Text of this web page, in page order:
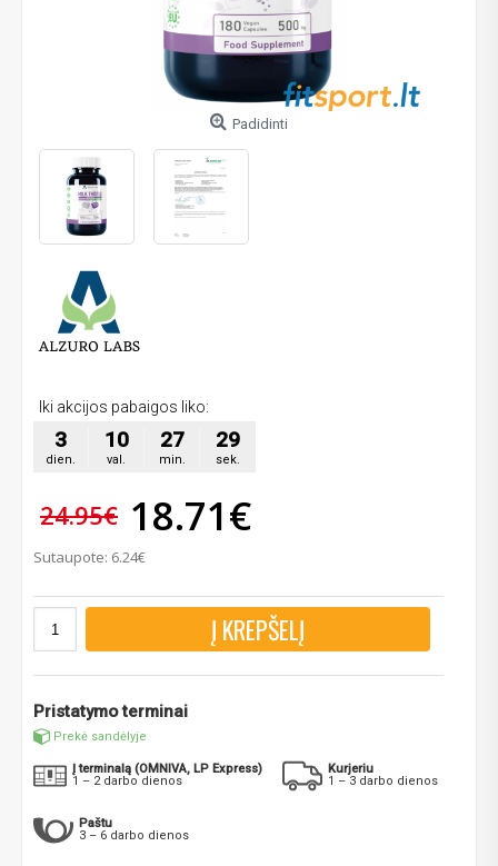
Padidinti
Iki akcijos pabaigos liko:
3
dien.
10
val.
27
min.
28
sek.
24.95€ 18.71€
Sutaupote: 6.24€
Į KREPŠELĮ
Pristatymo terminai
Prekė sandėlyje
Į terminalą (OMNIVA, LP Express)
1 – 2 darbo dienos
Kurjeriu
1 – 3 darbo dienos
Paštu
3 – 6 darbo dienos